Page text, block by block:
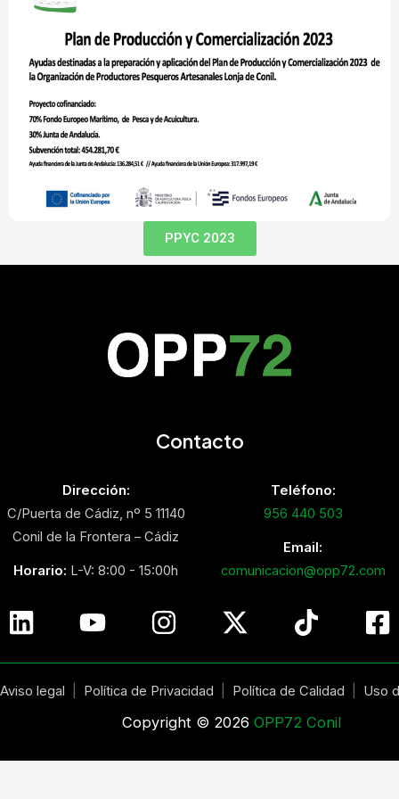
PPYC 2023
Contacto
Dirección:
C/Puerta de Cádiz, nº 5 11140
Conil de la Frontera – Cádiz
Horario: L-V: 8:00 - 15:00h
Teléfono:
956 440 503
Email:
comunicacion@opp72.com
Aviso legal Política de Privacidad Política de Calidad Uso
Copyright © 2026 OPP72 Conil